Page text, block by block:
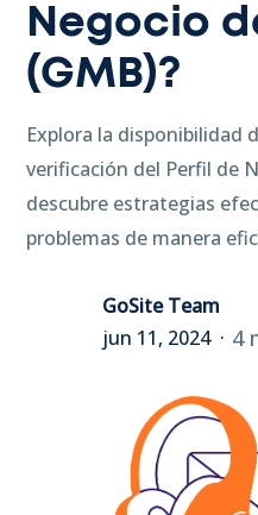
Negocio
(GMB)?
Explora la disponibilidad
verificación del Perfil de
descubre estrategias
problemas de manera
GoSite Team
jun 11, 2024
4